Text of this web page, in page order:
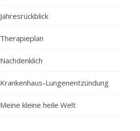
Jahresrückblick
Therapieplan
Nachdenklich
Krankenhaus-Lungenentzündung
Meine kleine heile Welt